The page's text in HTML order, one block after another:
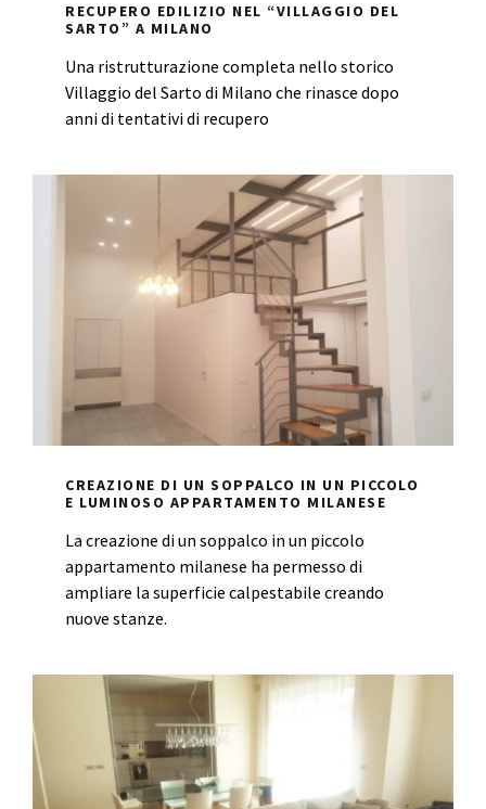
RECUPERO EDILIZIO NEL “VILLAGGIO DEL
SARTO” A MILANO
Una ristrutturazione completa nello storico
Villaggio del Sarto di Milano che rinasce dopo
anni di tentativi di recupero
CREAZIONE DI UN SOPPALCO IN UN PICCOLO
E LUMINOSO APPARTAMENTO MILANESE
La creazione di un soppalco in un piccolo
appartamento milanese ha permesso di
ampliare la superficie calpestabile creando
nuove stanze.